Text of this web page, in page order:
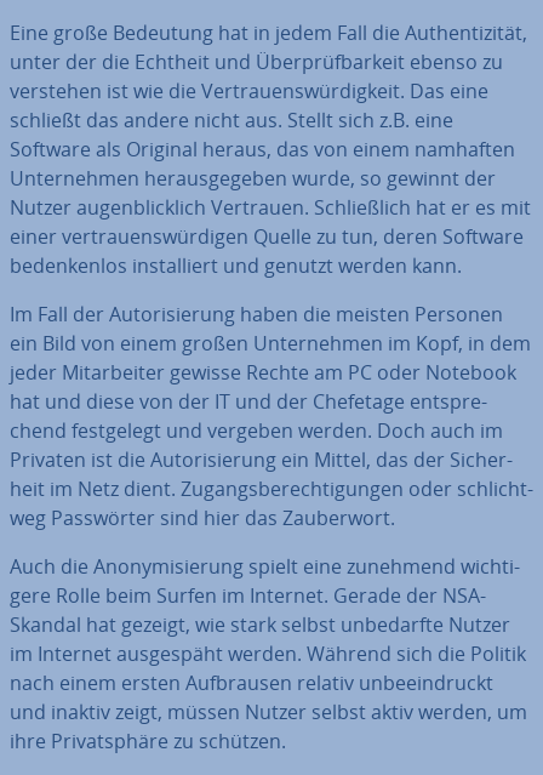
Eine große Bedeutung hat in jedem Fall die Au­then­ti­zi­tät,
unter der die Echtheit und Über­prüf­bar­keit ebenso zu
verstehen ist wie die Ver­trau­ens­wür­dig­keit. Das eine
schließt das andere nicht aus. Stellt sich z.B. eine
Software als Original heraus, das von einem namhaften
Un­ter­neh­men her­aus­ge­ge­ben wurde, so gewinnt der
Nutzer au­gen­blick­lich Vertrauen. Schließ­lich hat er es mit
einer ver­trau­ens­wür­di­gen Quelle zu tun, deren Software
be­den­ken­los in­stal­liert und genutzt werden kann.
Im Fall der Au­to­ri­sie­rung haben die meisten Personen
ein Bild von einem großen Un­ter­neh­men im Kopf, in dem
jeder Mit­ar­bei­ter gewisse Rechte am PC oder Notebook
hat und diese von der IT und der Chefetage ent­spre­
chend fest­ge­legt und vergeben werden. Doch auch im
Privaten ist die Au­to­ri­sie­rung ein Mittel, das der Si­cher­
heit im Netz dient. Zu­gangs­be­rech­ti­gun­gen oder schlicht­
weg Pass­wör­ter sind hier das Zau­ber­wort.
Auch die An­ony­mi­sie­rung spielt eine zunehmend wich­ti­
ge­re Rolle beim Surfen im Internet. Gerade der NSA-
Skandal hat gezeigt, wie stark selbst un­be­darf­te Nutzer
im Internet aus­ge­späht werden. Während sich die Politik
nach einem ersten Auf­brau­sen relativ un­be­ein­druckt
und inaktiv zeigt, müssen Nutzer selbst aktiv werden, um
ihre Pri­vat­sphä­re zu schützen.